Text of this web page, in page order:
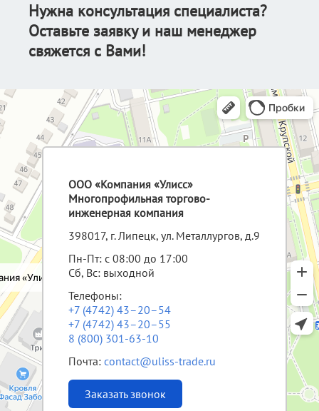
Нужна консультация специалиста?
Оставьте заявку и наш менеджер
свяжется с Вами!
ООО «Компания «Улисс»
Многопрофильная торгово-
инженерная компания
398017, г. Липецк, ул. Металлургов, д.9
Пн-Пт: с 08:00 до 17:00
Сб, Вс: выходной
Телефоны:
+7 (4742) 43–20–54
+7 (4742) 43–20–55
8 (800) 301-63-10
Почта:contact@uliss-trade.ru
Заказать звонок